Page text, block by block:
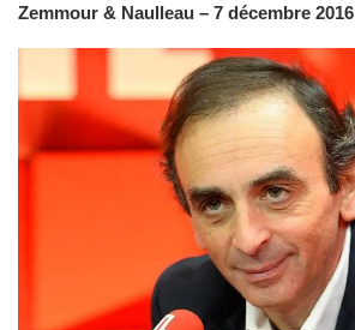
Zemmour & Naulleau – 7 décembre 2016